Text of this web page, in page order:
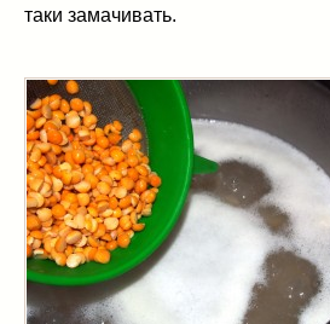
таки замачивать.